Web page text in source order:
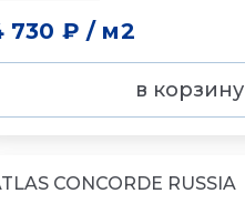
730 ₽ / м2
в корзину
CONCORDE RUSSIA